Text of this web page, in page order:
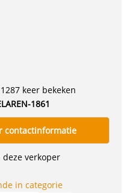
keer bekeken
1861
contactinformatie
verkoper
in categorie